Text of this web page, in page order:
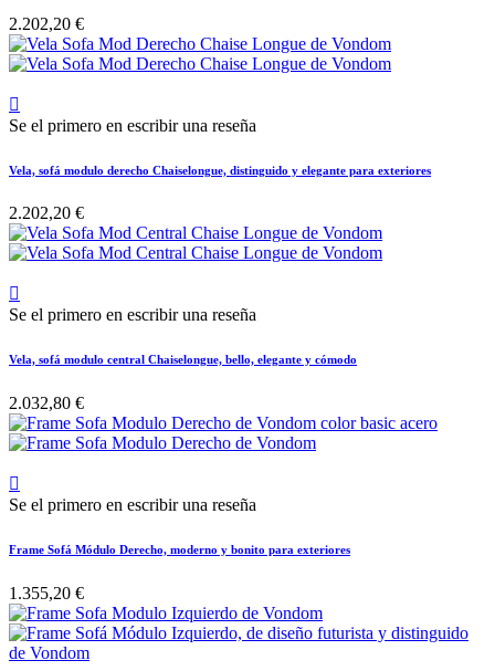
2.202,20 €

Se el primero en escribir una reseña
Vela, sofá modulo derecho Chaiselongue, distinguido y elegante para exteriores
2.202,20 €

Se el primero en escribir una reseña
Vela, sofá modulo central Chaiselongue, bello, elegante y cómodo
2.032,80 €

Se el primero en escribir una reseña
Frame Sofá Módulo Derecho, moderno y bonito para exteriores
1.355,20 €